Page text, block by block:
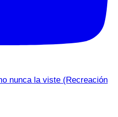
nunca la viste (Recreación